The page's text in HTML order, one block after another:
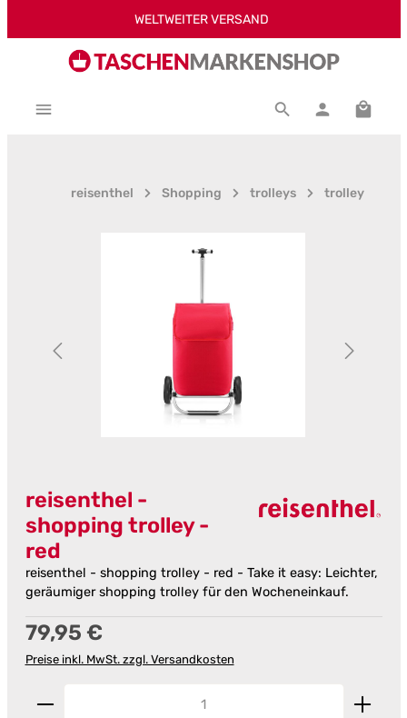
Zum Hauptinhalt springenWELTWEITER VERSAND
reisenthel Shopping trolleys trolley
reisenthel -
shopping trolley -
red
reisenthel - shopping trolley - red - Take it easy: Leichter,
geräumiger shopping trolley für den Wocheneinkauf.
Regulärer Preis:
79,95 €
Preise inkl. MwSt. zzgl. Versandkosten
Produkt Anzahl: Gib den gewünschten Wert ein